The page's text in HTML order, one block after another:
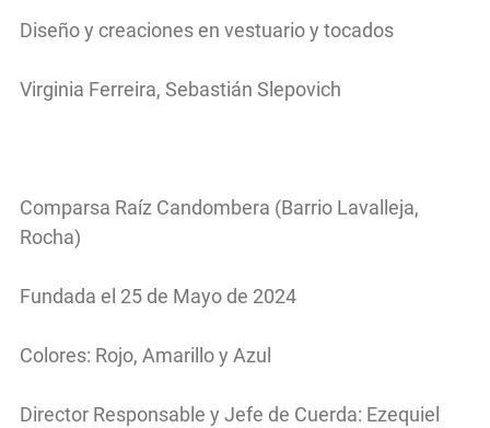
Diseño y creaciones en vestuario y tocados
Virginia Ferreira, Sebastián Slepovich
Comparsa Raíz Candombera (Barrio Lavalleja,
Rocha)
Fundada el 25 de Mayo de 2024
Colores: Rojo, Amarillo y Azul
Director Responsable y Jefe de Cuerda: Ezequiel